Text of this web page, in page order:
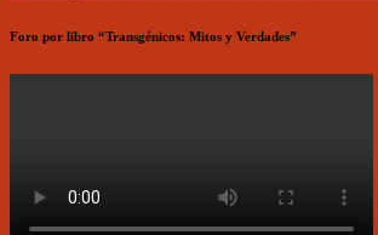
Foro por libro “Transgénicos: Mitos y Verdades”